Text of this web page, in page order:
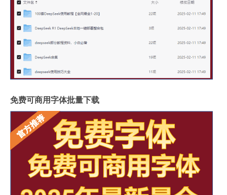
免费可商用字体批量下载